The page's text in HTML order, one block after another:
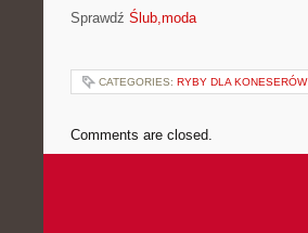
Sprawdź Ślub,moda
CATEGORIES: RYBY DLA KONESERÓW
Comments are closed.